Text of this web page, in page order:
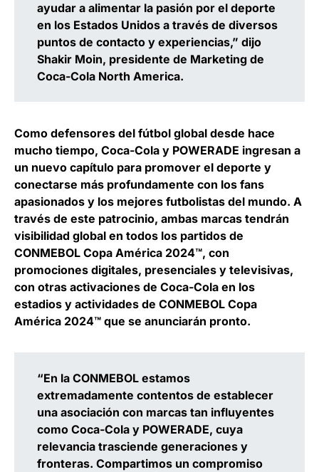
ayudar a alimentar la pasión por el deporte
en los Estados Unidos a través de diversos
puntos de contacto y experiencias,” dijo
Shakir Moin, presidente de Marketing de
Coca-Cola North America.
Como defensores del fútbol global desde hace
mucho tiempo, Coca-Cola y POWERADE ingresan a
un nuevo capítulo para promover el deporte y
conectarse más profundamente con los fans
apasionados y los mejores futbolistas del mundo. A
través de este patrocinio, ambas marcas tendrán
visibilidad global en todos los partidos de
CONMEBOL Copa América 2024™️, con
promociones digitales, presenciales y televisivas,
con otras activaciones de Coca-Cola en los
estadios y actividades de CONMEBOL Copa
América 2024™️ que se anunciarán pronto.
“En la CONMEBOL estamos
extremadamente contentos de establecer
una asociación con marcas tan influyentes
como Coca-Cola y POWERADE, cuya
relevancia trasciende generaciones y
fronteras. Compartimos un compromiso